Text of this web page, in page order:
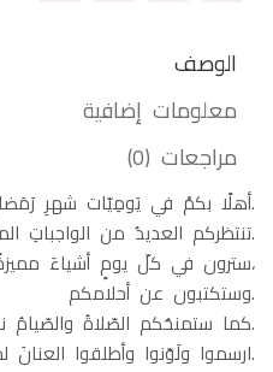
الوصف
معلومات إضافية
مراجعات (0)
.أهلًا بكمْ في يَومِيّات شهرِ
.تنتظركم العديدُ من
،سترون في كلّ يومٍ أشياءَ مميزةً
.وستكتبون عن أحلامكم
.كما ستمنحُكم الصّلاةُ والصّيامُ
.ارسموا ولَوّنوا وأطلقوا العنانَ